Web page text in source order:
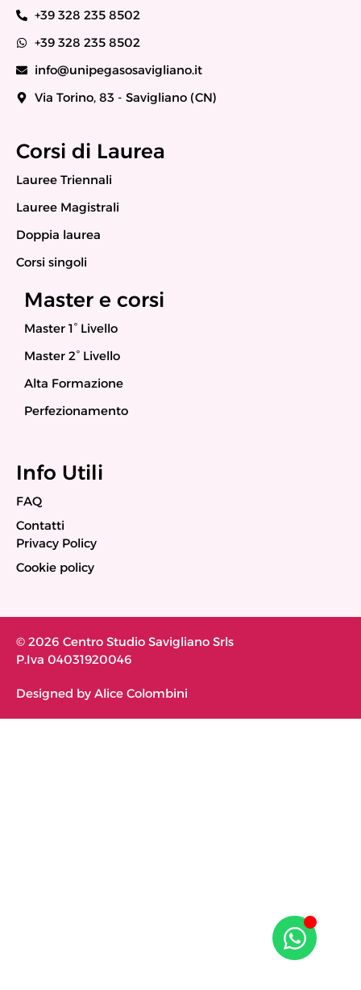
+39 328 235 8502
+39 328 235 8502
info@unipegasosavigliano.it
Via Torino, 83 - Savigliano (CN)
Corsi di Laurea
Lauree Triennali
Lauree Magistrali
Doppia laurea
Corsi singoli
Master e corsi
Master 1° Livello
Master 2° Livello
Alta Formazione
Perfezionamento
Info Utili
FAQ
Contatti
Privacy Policy
Cookie policy
© 2026 Centro Studio Savigliano Srls
P.Iva 04031920046
Designed by Alice Colombini